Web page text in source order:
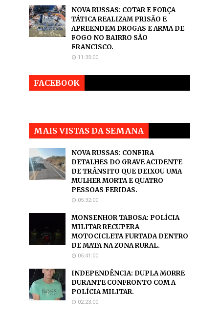
NOVA RUSSAS: COTAR E FORÇA
TÁTICA REALIZAM PRISÃO E
APREENDEM DROGAS E ARMA DE
FOGO NO BAIRRO SÃO
FRANCISCO.
11:35:00
FACEBOOK
MAIS VISTAS DA SEMANA
NOVA RUSSAS: CONFIRA
DETALHES DO GRAVE ACIDENTE
DE TRÂNSITO QUE DEIXOU UMA
MULHER MORTA E QUATRO
PESSOAS FERIDAS.
05:32:00
MONSENHOR TABOSA: POLÍCIA
MILITAR RECUPERA
MOTOCICLETA FURTADA DENTRO
DE MATA NA ZONA RURAL.
05:41:00
INDEPENDÊNCIA: DUPLA MORRE
DURANTE CONFRONTO COM A
POLÍCIA MILITAR.
02:23:00